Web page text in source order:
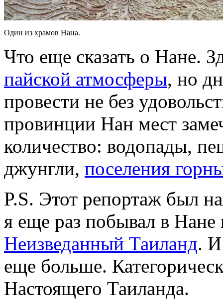
Один из храмов Нана.
Что еще сказать о Нане.
пайской атмосферы, но
провести не без
провинции Нан мест
количество: водопады,
джунгли, поселения
P.S. Этот репортаж был
я еще раз побывал в
Неизведанный Таиланд. И
еще больше.
Настоящего Таиланда.